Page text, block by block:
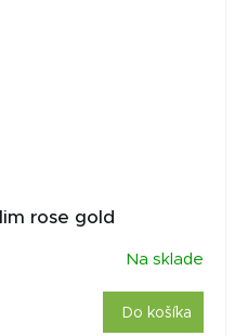
rose gold
Na sklade
Do košíka